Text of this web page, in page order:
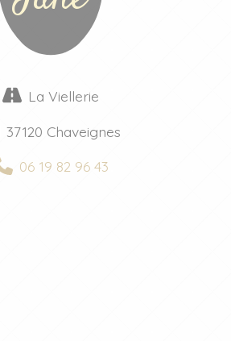
La Viellerie
37120 Chaveignes
06 19 82 96 43